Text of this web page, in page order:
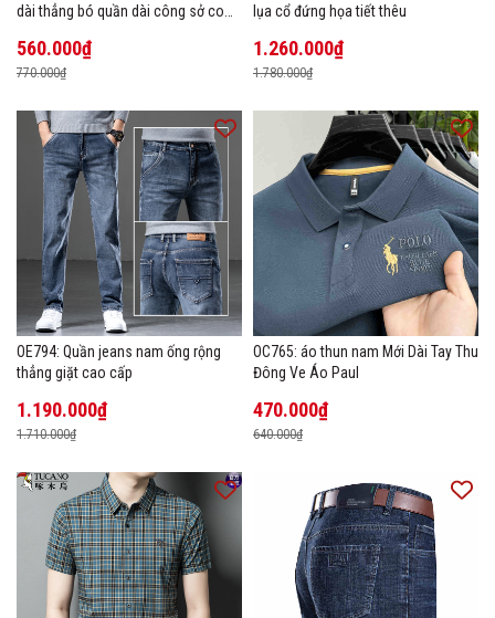
dài thẳng bó quần dài công sở co
560.000₫
770.000₫
lụa cổ đứng họa tiết thêu
1.260.000₫
1.780.000₫
OE794: Quần jeans nam ống rộng
thẳng giặt cao cấp
1.190.000₫
1.710.000₫
OC765: áo thun nam Mới Dài Tay Thu
Đông Ve Áo Paul
470.000₫
640.000₫